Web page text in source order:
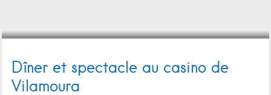
Dîner et spectacle au casino de
Vilamoura